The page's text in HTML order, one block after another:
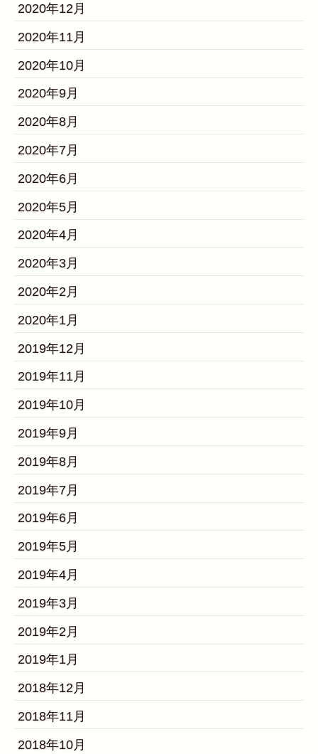
2020年12月
2020年11月
2020年10月
2020年9月
2020年8月
2020年7月
2020年6月
2020年5月
2020年4月
2020年3月
2020年2月
2020年1月
2019年12月
2019年11月
2019年10月
2019年9月
2019年8月
2019年7月
2019年6月
2019年5月
2019年4月
2019年3月
2019年2月
2019年1月
2018年12月
2018年11月
2018年10月